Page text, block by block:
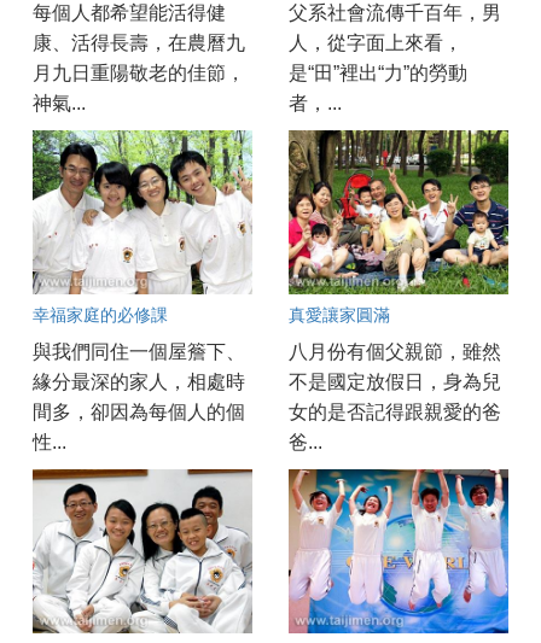
每個人都希望能活得健
康、活得長壽，在農曆九
月九日重陽敬老的佳節，
神氣...
父系社會流傳千百年，男
人，從字面上來看，
是“田”裡出“力”的勞動
者，...
幸福家庭的必修課
與我們同住一個屋簷下、
緣分最深的家人，相處時
間多，卻因為每個人的個
性...
真愛讓家圓滿
八月份有個父親節，雖然
不是國定放假日，身為兒
女的是否記得跟親愛的爸
爸...